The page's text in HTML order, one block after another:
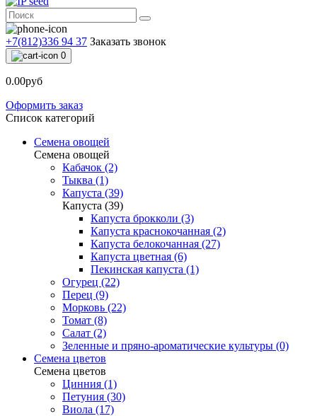
+7(812)336 94 37 Заказать звонок
0
0.00руб
Оформить заказ
Список категорий
Семена овощей
Семена овощей
Кабачок (2)
Тыква (1)
Капуста (39)
Капуста (39)
Капуста брокколи (3)
Капуста краснокочанная (2)
Капуста белокочанная (27)
Капуста цветная (6)
Пекинская капуста (1)
Огурец (22)
Перец (9)
Морковь (22)
Томат (8)
Салат (2)
Зеленные и пряно-ароматические культуры (0)
Семена цветов
Семена цветов
Цинния (1)
Петуния (30)
Виола (17)